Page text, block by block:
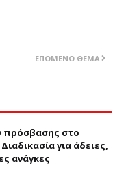
ΕΠΌΜΕΝΟ ΘΈΜΑ
πρόσβασης στο
για άδειες,
ανάγκες